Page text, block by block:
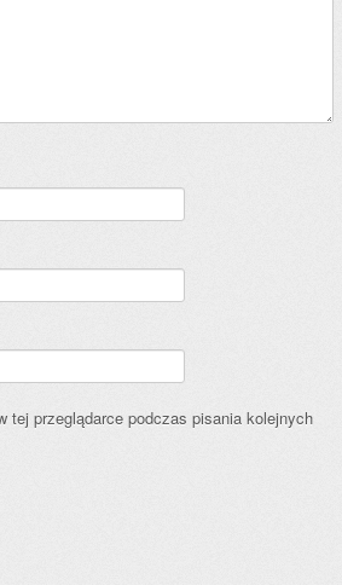
tej przeglądarce podczas pisania kolejnych